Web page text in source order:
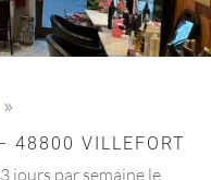
48800 VILLEFORT
jours par semaine le